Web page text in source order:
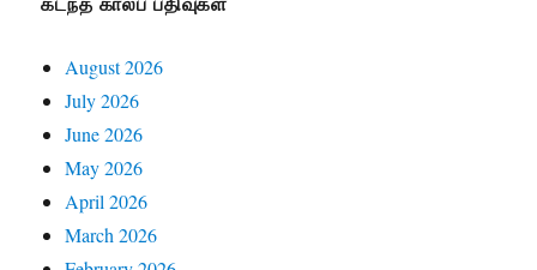
August 2026
July 2026
June 2026
May 2026
April 2026
March 2026